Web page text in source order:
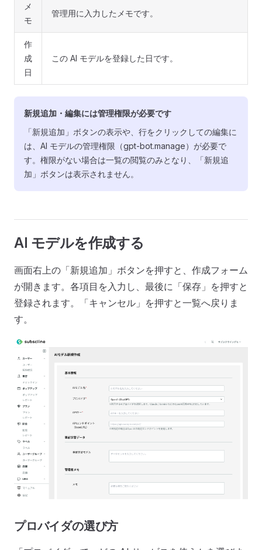
メ
モ
管理用に入力したメモです。
作
成
日
この AI モデルを登録した日です。
新規追加・編集には管理権限が必要です
「新規追加」ボタンの表示や、行をクリックしての編集に
は、AI モデルの管理権限（gpt-bot.manage）が必要で
す。権限がない場合は一覧の閲覧のみとなり、「新規追
加」ボタンは表示されません。
AI モデルを作成する
画面右上の「新規追加」ボタンを押すと、作成フォーム
が開きます。各項目を入力し、最後に「保存」を押すと
登録されます。「キャンセル」を押すと一覧へ戻りま
す。
プロバイダの選び方